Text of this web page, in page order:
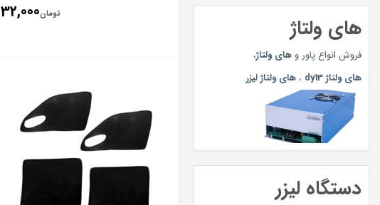
های ولتاژ
فروش انواع پاور و های ولتاژ،
های ولتاژ dy13
، های ولتاژ لیزر
دستگاه لیزر
تومان32,000